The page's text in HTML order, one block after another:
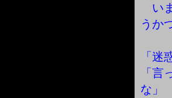
い
うか
「
「
な」